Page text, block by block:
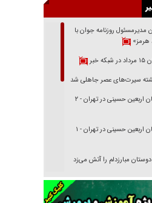
مدیرمسئول روزنامه جوان با
هرمز»
خبر
سیرت‌های عصر جاهلی شد
اربعین حسینی در تهران - ۲
اربعین حسینی در تهران - ۱
دوستان مبارزدلم را آتش می‌زد
ترور از شیخ فضل‌الله تا مصباح